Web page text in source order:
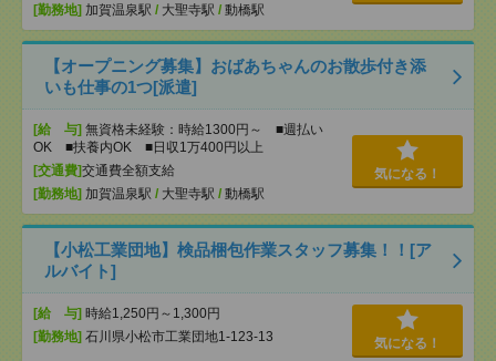
[勤務地] 加賀温泉駅 / 大聖寺駅 / 動橋駅
【オープニング募集】おばあちゃんのお散歩付き添
いも仕事の1つ[派遣]
[給 与] 無資格未経験：時給1300円～ ■週払い
OK ■扶養内OK ■日収1万400円以上
[交通費]交通費全額支給
[勤務地] 加賀温泉駅 / 大聖寺駅 / 動橋駅
気になる！
【小松工業団地】検品梱包作業スタッフ募集！！[ア
ルバイト]
[給 与] 時給1,250円～1,300円
[勤務地] 石川県小松市工業団地1-123-13 気になる！